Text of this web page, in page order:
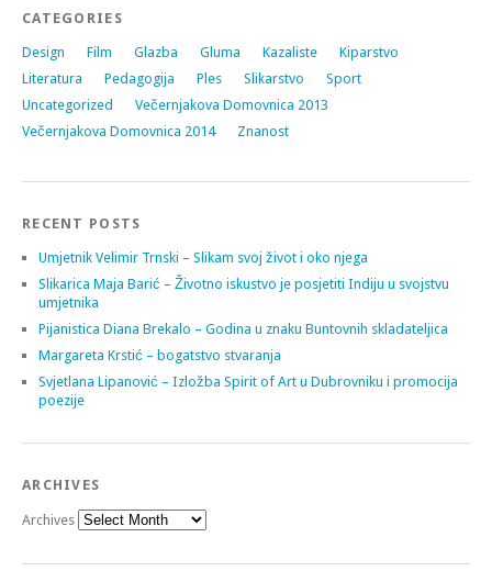
CATEGORIES
Design Film Glazba Gluma Kazaliste
Kiparstvo
Literatura
Pedagogija Ples Slikarstvo
Sport
Uncategorized
Večernjakova Domovnica 2013
Večernjakova Domovnica 2014
Znanost
RECENT POSTS
Umjetnik Velimir Trnski – Slikam svoj život i oko njega
Slikarica Maja Barić – Životno iskustvo je posjetiti Indiju u svojstvu
umjetnika
Pijanistica Diana Brekalo – Godina u znaku Buntovnih skladateljica
Margareta Krstić – bogatstvo stvaranja
Svjetlana Lipanović – Izložba Spirit of Art u Dubrovniku i promocija
poezije
ARCHIVES
Archives